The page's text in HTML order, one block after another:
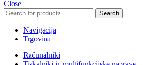
Close
Search
Navigacija
Trgovina
Računalniki